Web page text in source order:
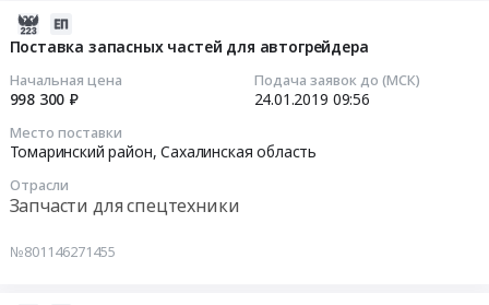
Поставка запасных частей для автогрейдера
Начальная цена
998 300 ₽
Подача заявок до (МСК)
24.01.2019 09:56
Место поставки
Томаринский район,Сахалинская область
Отрасли
Запчасти для спецтехники
№801146271455